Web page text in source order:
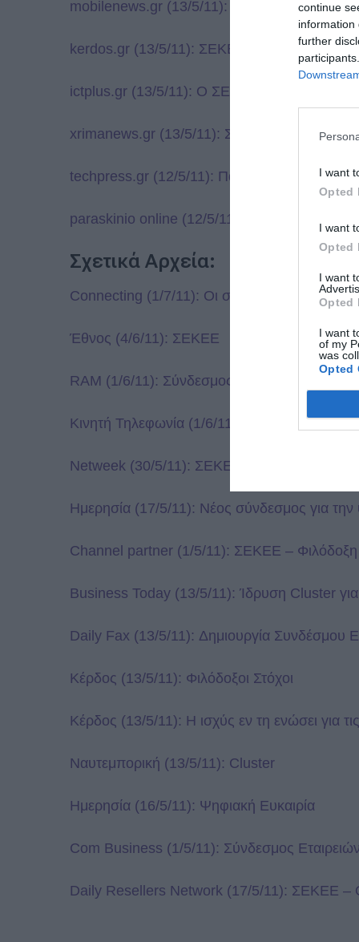
continue
information
further
I want
Opted
I want
Opted
I want
Opted
I want
of my
was
Opted
mobilenews.gr (13/5/11): Cluster στις mobile
kerdos.gr (13/5/11): ΣΕΚΕΕ – Στα σκαριά το
ictplus.gr (13/5/11): Ο ΣΕΚΕΕ δημιουργεί ένα
xrimanews.gr (13/5/11): ΣΕΚΕΕ – Στα σκαριά
techpress.gr (12/5/11): Παρουσίαση του
paraskinio online (12/5/11): Δυναμικό
Σχετικά Αρχεία:
Connecting (1/7/11): Οι στόχοι του ΣΕΚΕΕ
Έθνος (4/6/11): ΣΕΚΕΕ
RAM (1/6/11): Σύνδεσμος εταιρειών κινητών
Κινητή Τηλεφωνία (1/6/11): Επίσημη
Netweek (30/5/11): ΣΕΚΕΕ – Νεοσύστατη
Ημερησία (17/5/11): Νέος σύνδεσμος για την
Channel partner (1/5/11): ΣΕΚΕΕ – Φιλόδοξη
Business Today (13/5/11): Ίδρυση Cluster
Daily Fax (13/5/11): Δημιουργία Συνδέσμου
Κέρδος (13/5/11): Φιλόδοξοι Στόχοι
Κέρδος (13/5/11): Η ισχύς εν τη ενώσει για
Ναυτεμπορική (13/5/11): Cluster
Ημερησία (16/5/11): Ψηφιακή Ευκαιρία
Com Business (1/5/11): Σύνδεσμος
Daily Resellers Network (17/5/11): ΣΕΚΕΕ –